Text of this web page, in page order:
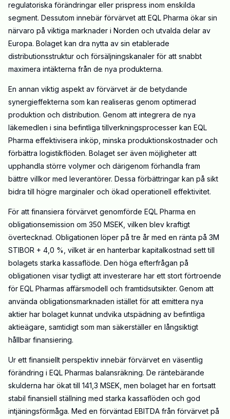
regulatoriska förändringar eller prispress inom enskilda
segment. Dessutom innebär förvärvet att EQL Pharma ökar sin
närvaro på viktiga marknader i Norden och utvalda delar av
Europa. Bolaget kan dra nytta av sin etablerade
distributionsstruktur och försäljningskanaler för att snabbt
maximera intäkterna från de nya produkterna.
En annan viktig aspekt av förvärvet är de betydande
synergieffekterna som kan realiseras genom optimerad
produktion och distribution. Genom att integrera de nya
läkemedlen i sina befintliga tillverkningsprocesser kan EQL
Pharma effektivisera inköp, minska produktionskostnader och
förbättra logistikflöden. Bolaget ser även möjligheter att
upphandla större volymer och därigenom förhandla fram
bättre villkor med leverantörer. Dessa förbättringar kan på sikt
bidra till högre marginaler och ökad operationell effektivitet.
För att finansiera förvärvet genomförde EQL Pharma en
obligationsemission om 350 MSEK, vilken blev kraftigt
övertecknad. Obligationen löper på tre år med en ränta på 3M
STIBOR + 4,0 %, vilket är en hanterbar kapitalkostnad sett till
bolagets starka kassaflöde. Den höga efterfrågan på
obligationen visar tydligt att investerare har ett stort förtroende
för EQL Pharmas affärsmodell och framtidsutsikter. Genom att
använda obligationsmarknaden istället för att emittera nya
aktier har bolaget kunnat undvika utspädning av befintliga
aktieägare, samtidigt som man säkerställer en långsiktigt
hållbar finansiering.
Ur ett finansiellt perspektiv innebär förvärvet en väsentlig
förändring i EQL Pharmas balansräkning. De räntebärande
skulderna har ökat till 141,3 MSEK, men bolaget har en fortsatt
stabil finansiell ställning med starka kassaflöden och god
intjäningsförmåga. Med en förväntad EBITDA från förvärvet på